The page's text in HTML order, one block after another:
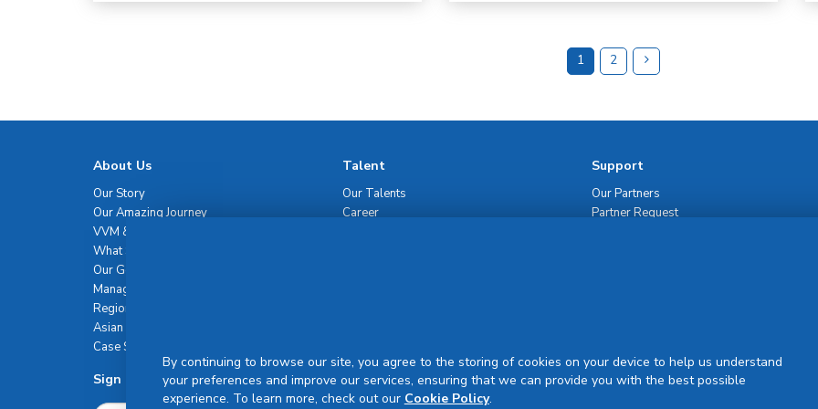
1 2
About Us
Our Story
Our Amazing Journey
VVM & Brand Promise
What Sets Us Apart
Our Governance
Management Team
Regional Network
Asian Healthcare Leadership Summit
Case Studies
Talent
Our Talents
Career
Support
Our Partners
Partner Request
Sign Up For Newsletter
By continuing to browse our site, you agree to the storing of cookies on your device to help us understand
your preferences and improve our services, ensuring that we can provide you with the best possible
experience. To learn more, check out our Cookie Policy.